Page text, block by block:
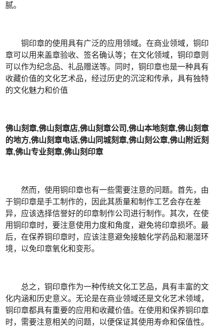
腻。
铜印章的使用具有广泛的应用领域。在商业领域，铜印
章可以用来盖章验收、签名确认等；在文化领域，铜印章则
可以作为纪念品、礼品赠送等。同时，铜印章也是一种具有
收藏价值的文化艺术品，经过历史的沉淀和传承，具有独特
的文化魅力和价值
佛山刻章,佛山刻章店,佛山刻章公司,佛山本地刻章,佛山刻章
的地方,佛山刻章电话,佛山同城刻章,佛山刻公章,佛山附近刻
章,佛山专业刻章,佛山刻印章
然而，使用铜印章也有一些需要注意的问题。首先，由
于铜印章是手工制作的，因此其质量和制作工艺会存在差
异，应该选择信誉好的印章制作公司进行制作。其次，在使
用铜印章时，要注意使用力度和角度，避免将印章损坏。最
后，在保养铜印章时，应该注意避免接触化学药品和潮湿环
境，以免印章氧化和变形。
总之，铜印章作为一种传统文化工艺品，具有丰富的文
化内涵和历史意义。无论是在商业领域还是文化艺术领域，
铜印章都具有重要的应用和收藏价值。在使用和保养铜印章
时，需要注意相关的问题，以便保证其使用寿命和保值性。